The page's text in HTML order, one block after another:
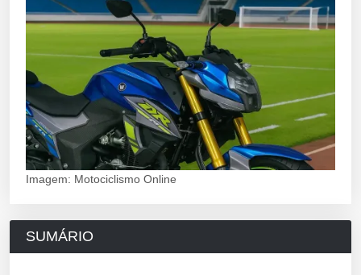
Imagem: Motociclismo Online
SUMÁRIO